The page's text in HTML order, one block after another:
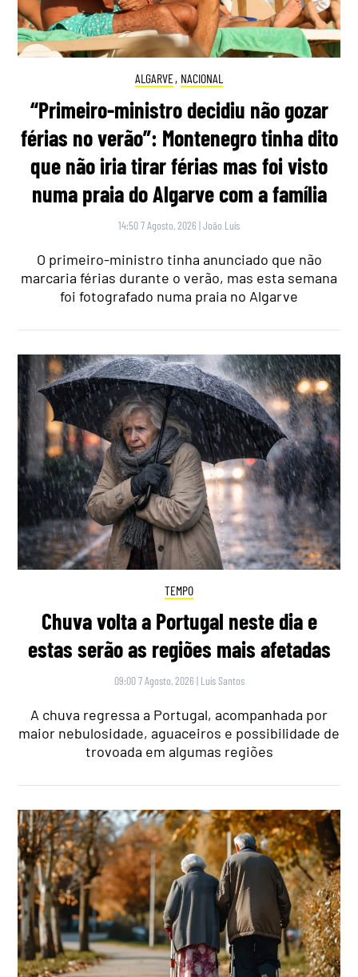
ALGARVE, NACIONAL
“Primeiro-ministro decidiu não gozar
férias no verão”: Montenegro tinha dito
que não iria tirar férias mas foi visto
numa praia do Algarve com a família
14:50 7 Agosto, 2026 |João Luís
O primeiro-ministro tinha anunciado que não
marcaria férias durante o verão, mas esta semana
foi fotografado numa praia no Algarve
TEMPO
Chuva volta a Portugal neste dia e
estas serão as regiões mais afetadas
09:00 7 Agosto, 2026 | Luís Santos
A chuva regressa a Portugal, acompanhada por
maior nebulosidade, aguaceiros e possibilidade de
trovoada em algumas regiões